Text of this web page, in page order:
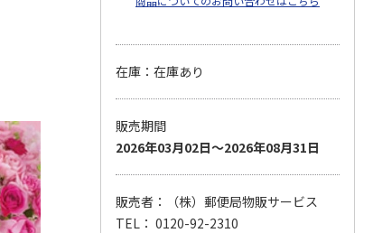
在庫：在庫あり
販売期間
2026年03月02日～2026年08月31日
販売者：（株）郵便局物販サービス
TEL： 0120-92-2310